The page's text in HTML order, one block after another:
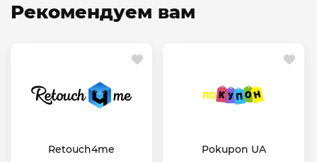
Рекомендуем вам
Retouch4me Pokupon UA